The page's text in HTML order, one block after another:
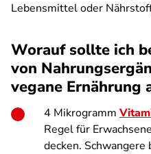
Lebensmittel oder
Worauf sollte ich
von
vegane Ernährung
4 Mikrogramm
Regel für
decken.